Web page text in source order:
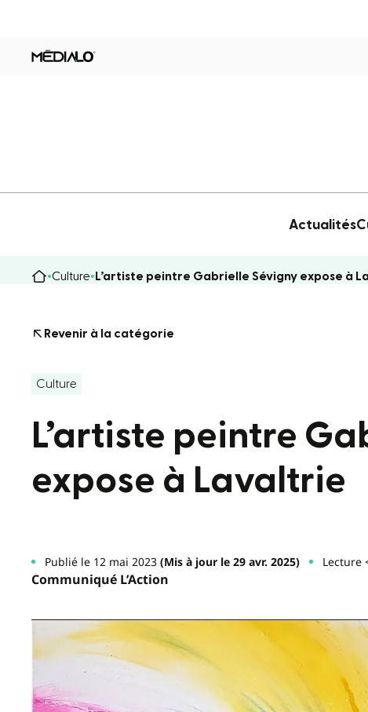
Actualités
Culture L’artiste peintre Gabrielle Sévigny expose à
Revenir à la catégorie
Culture
L’artiste peintre
expose à Lavaltrie
Publié le 12 mai 2023(Mis à jour le 29 avr. 2025) Lecture
Communiqué L’Action